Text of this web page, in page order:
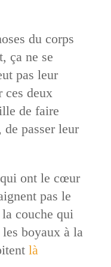
du corps
ça ne se
pas leur
ces deux
de faire
passer leur
qui ont le cœur
pas le
couche qui
boyaux à la
là